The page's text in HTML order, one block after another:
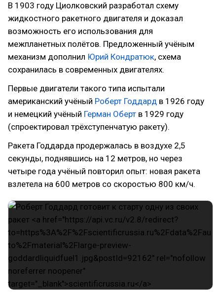
В 1903 году Циолковский разработал схему
жидкостного ракетного двигателя и доказал
возможность его использования для
межпланетных полётов. Предложенный учёным
механизм дополнил Юрий Кондратюк, схема
сохранилась в современных двигателях.
Первые двигатели такого типа испытали
американский учёный Роберт Годдард в 1926 году
и немецкий учёный Герман Оберт в 1929 году
(спроектировал трёхступенчатую ракету).
Ракета Годдарда продержалась в воздухе 2,5
секунды, поднявшись на 12 метров, но через
четыре года учёный повторил опыт: новая ракета
взлетела на 600 метров со скоростью 800 км/ч.